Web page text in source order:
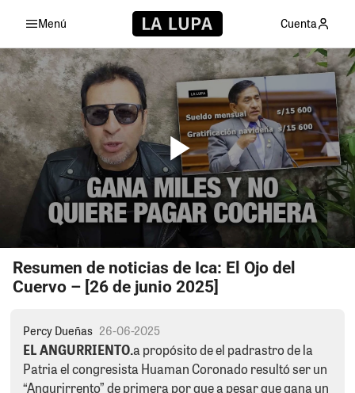
Menú Cuenta
Resumen de noticias de Ica: El Ojo del
Cuervo – [26 de junio 2025]
Percy Dueñas 26-06-2025
EL ANGURRIENTO.a propósito de el padrastro de la
Patria el congresista Huaman Coronado resultó ser un
“Angurirrento” de primera por que a pesar que gana un